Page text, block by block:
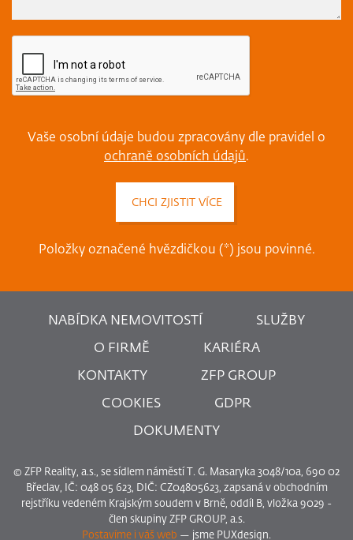
Vaše osobní údaje budou zpracovány dle pravidel o
ochraně osobních údajů.
Položky označené hvězdičkou (*) jsou povinné.
NABÍDKA NEMOVITOSTÍ SLUŽBY
O FIRMĚ KARIÉRA
KONTAKTY ZFP GROUP
COOKIES GDPR
DOKUMENTY
© ZFP Reality, a.s., se sídlem náměstí T. G. Masaryka 3048/10a, 690 02
Břeclav, IČ: 048 05 623, DIČ: CZ04805623, zapsaná v obchodním
rejstříku vedeném Krajským soudem v Brně, oddíl B, vložka 9029 -
člen skupiny ZFP GROUP, a.s.
Postavíme i váš web — jsme PUXdesign.